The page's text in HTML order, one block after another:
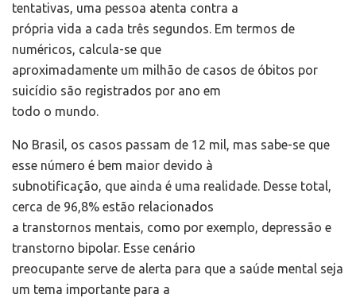
tentativas, uma pessoa atenta contra a
própria vida a cada três segundos. Em termos de
numéricos, calcula-se que
aproximadamente um milhão de casos de óbitos por
suicídio são registrados por ano em
todo o mundo.
No Brasil, os casos passam de 12 mil, mas sabe-se que
esse número é bem maior devido à
subnotificação, que ainda é uma realidade. Desse total,
cerca de 96,8% estão relacionados
a transtornos mentais, como por exemplo, depressão e
transtorno bipolar. Esse cenário
preocupante serve de alerta para que a saúde mental seja
um tema importante para a